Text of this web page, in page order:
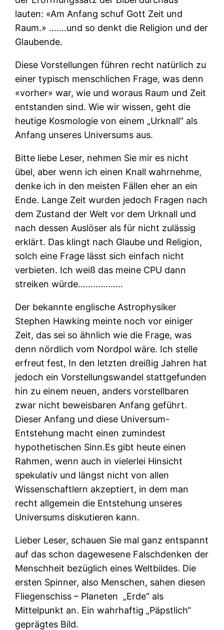
lauten: «Am Anfang schuf Gott Zeit und
Raum.» …….und so denkt die Religion und der
Glaubende.
Diese Vorstellungen führen recht natürlich zu
einer typisch menschlichen Frage, was denn
«vorher» war, wie und woraus Raum und Zeit
entstanden sind. Wie wir wissen, geht die
heutige Kosmologie von einem „Urknall“ als
Anfang unseres Universums aus.
Bitte liebe Leser, nehmen Sie mir es nicht
übel, aber wenn ich einen Knall wahrnehme,
denke ich in den meisten Fällen eher an ein
Ende. Lange Zeit wurden jedoch Fragen nach
dem Zustand der Welt vor dem Urknall und
nach dessen Auslöser als für nicht zulässig
erklärt. Das klingt nach Glaube und Religion,
solch eine Frage lässt sich einfach nicht
verbieten. Ich weiß das meine CPU dann
streiken würde………………
Der bekannte englische Astrophysiker
Stephen Hawking meinte noch vor einiger
Zeit, das sei so ähnlich wie die Frage, was
denn nördlich vom Nordpol wäre. Ich stelle
erfreut fest, In den letzten dreißig Jahren hat
jedoch ein Vorstellungswandel stattgefunden
hin zu einem neuen, anders vorstellbaren
zwar nicht beweisbaren Anfang geführt.
Dieser Anfang und diese Universum-
Entstehung macht einen zumindest
hypothetischen Sinn.Es gibt heute einen
Rahmen, wenn auch in vielerlei Hinsicht
spekulativ und längst nicht von allen
Wissenschaftlern akzeptiert, in dem man
recht allgemein die Entstehung unseres
Universums diskutieren kann.
Lieber Leser, schauen Sie mal ganz entspannt
auf das schon dagewesene Falschdenken der
Menschheit bezüglich eines Weltbildes. Die
ersten Spinner, also Menschen, sahen diesen
Fliegenschiss – Planeten „Erde“ als
Mittelpunkt an. Ein wahrhaftig „Päpstlich“
geprägtes Bild.